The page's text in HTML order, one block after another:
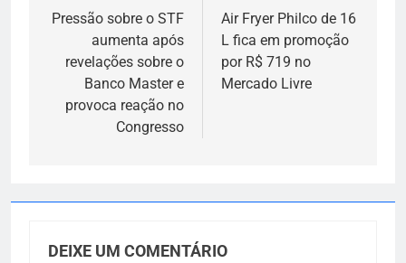
de
Post
Pressão sobre o STF
aumenta após
revelações sobre o
Banco Master e
provoca reação no
Congresso
Air Fryer Philco de 16
L fica em promoção
por R$ 719 no
Mercado Livre
DEIXE UM COMENTÁRIO